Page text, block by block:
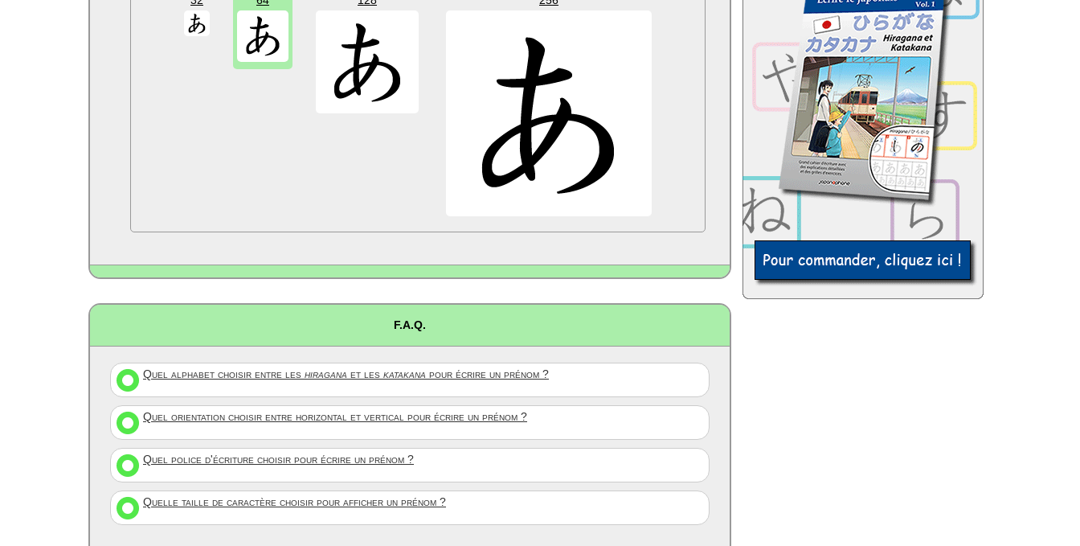
F.A.Q.
Quel alphabet choisir entre les hiragana et les katakana pour écrire un prénom ?
Quel orientation choisir entre horizontal et vertical pour écrire un prénom ?
Quel police d'écriture choisir pour écrire un prénom ?
Quelle taille de caractère choisir pour afficher un prénom ?